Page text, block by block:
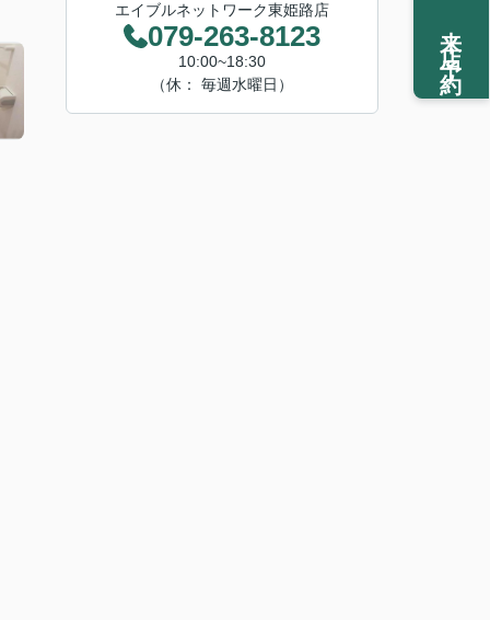
エイブルネットワーク東姫路店
079-263-8123
10:00~18:30
（休： 毎週水曜日）
来店予約